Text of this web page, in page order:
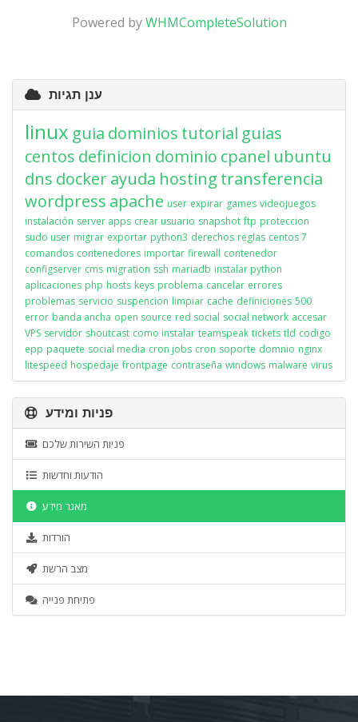
Powered byWHMCompleteSolution
ענן תגיות
linux guia dominios tutorial guias
centos definicion dominio cpanel ubuntu
dns dockerayuda hosting transferencia
wordpress apache user expirar games videojuegos
instalación server apps crear usuario snapshot ftp proteccion
sudo user migrar exportar python3 derechos reglas centos 7
comandos contenedores importar firewall contenedor
configserver cms migration ssh mariadb instalar python
aplicaciones php hosts keys problema cancelar errores
problemas servicio suspencion limpiar cache definiciones 500
error banda ancha open source red social social network accesar
VPS servidor shoutcast como instalar teamspeak tickets tld codigo
epp paquete social media cron jobs cron soporte domnio nginx
litespeed hospedaje frontpage contraseña windows malware virus
פניות ומידע
פניות השירות שלכם
הודעות וחדשות
מאגר מידע
הורדות
מצב הרשת
פתיחת פנייה